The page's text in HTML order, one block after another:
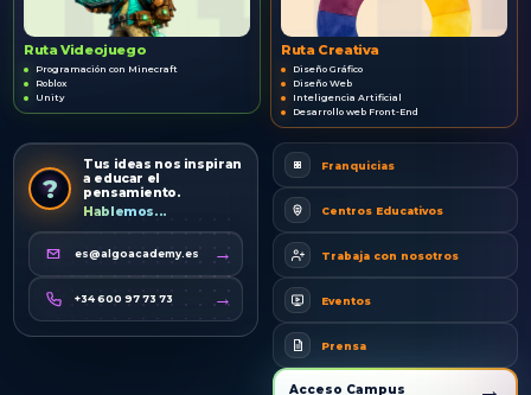
?
Tus ideas nos inspiran
a educar el
pensamiento.
Hablemos...
es@algoacademy.es →
+34 600 97 73 73 →
Ruta Videojuego
Programación con Minecraft
Roblox
Unity
Ruta Creativa
Diseño Gráfico
Diseño Web
Inteligencia Artificial
Desarrollo web Front-End
Franquicias
Centros Educativos
Trabaja con nosotros
Eventos
Prensa
Acceso Campus